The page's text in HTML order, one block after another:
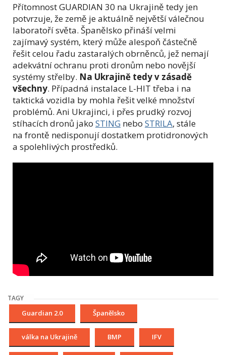
Přítomnost GUARDIAN 30 na Ukrajině tedy jen
potvrzuje, že země je aktuálně největší válečnou
laboratoří světa. Španělsko přináší velmi
zajímavý systém, který může alespoň částečně
řešit celou řadu zastaralých obrněnců, jež nemají
adekvátní ochranu proti dronům nebo novější
systémy střelby. Na Ukrajině tedy v zásadě
všechny. Případná instalace L-HIT třeba i na
taktická vozidla by mohla řešit velké množství
problémů. Ani Ukrajinci, i přes prudký rozvoj
stíhacích dronů jako STING nebo STRILA, stále
na frontě nedisponují dostatkem protidronových
a spolehlivých prostředků.
TAGY
Guardian 2.0 Španělsko
válka na Ukrajině BMP IFV